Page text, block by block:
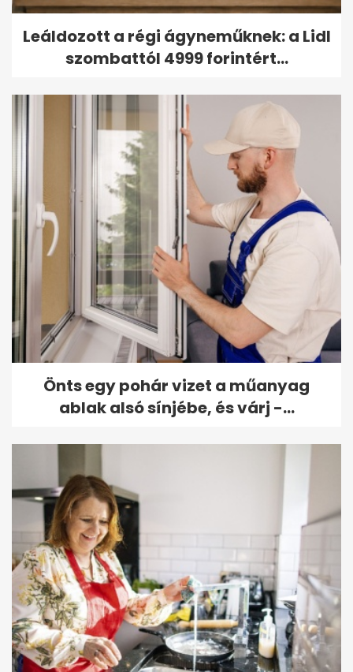
Leáldozott a régi ágyneműknek: a Lidl
szombattól 4999 forintért...
Önts egy pohár vizet a műanyag
ablak alsó sínjébe, és várj -...